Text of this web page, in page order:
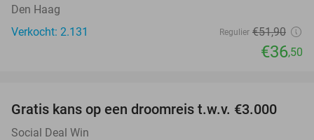
Den Haag
Verkocht: 2.131
Regulier €51,90
€36,50
Gratis kans op een droomreis t.w.v. €3.000
Social Deal Win